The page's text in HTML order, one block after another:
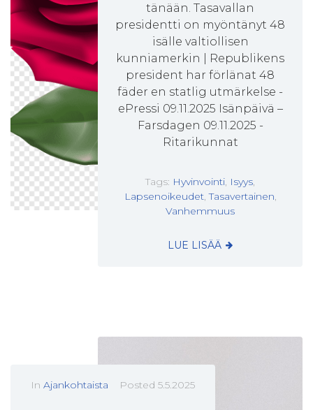
tänään. Tasavallan
presidentti on myöntänyt 48
isälle valtiollisen
kunniamerkin | Republikens
president har förlänat 48
fäder en statlig utmärkelse -
ePressi 09.11.2025 Isänpäivä –
Farsdagen 09.11.2025 -
Ritarikunnat
Tags: Hyvinvointi, Isyys,
Lapsenoikeudet,Tasavertainen,
Vanhemmuus
LUE LISÄÄ
In Ajankohtaista Posted 5.5.2025